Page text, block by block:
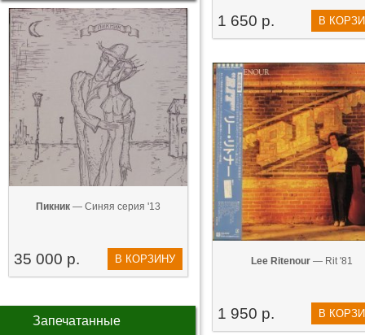
Пикник — Синяя серия '13
35 000 р. В КОРЗИНУ
Запечатанные
1 650 р. В
Lee Ritenour — Rit '81
1 950 р. В